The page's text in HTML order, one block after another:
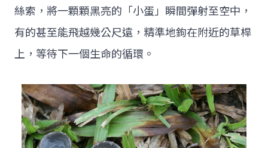
絲索，將一顆顆黑亮的「小蛋」瞬間彈射至空中，
有的甚至能飛越幾公尺遠，精準地鉤在附近的草桿
上，等待下一個生命的循環。